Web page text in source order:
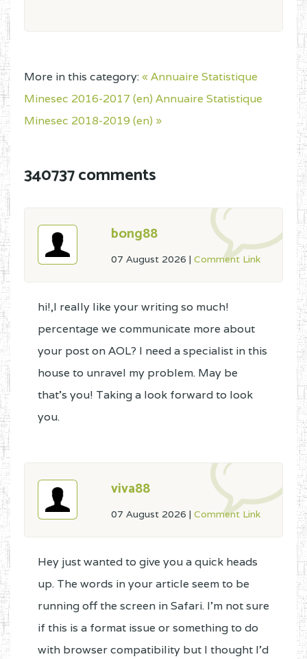
More in this category:« Annuaire Statistique
Minesec 2016-2017 (en) Annuaire Statistique
Minesec 2018-2019 (en) »
340737 comments
bong88
07 August 2026 | Comment Link
hi!,I really like your writing so much!
percentage we communicate more about
your post on AOL? I need a specialist in this
house to unravel my problem. May be
that's you! Taking a look forward to look
you.
viva88
07 August 2026 | Comment Link
Hey just wanted to give you a quick heads
up. The words in your article seem to be
running off the screen in Safari. I'm not sure
if this is a format issue or something to do
with browser compatibility but I thought I'd